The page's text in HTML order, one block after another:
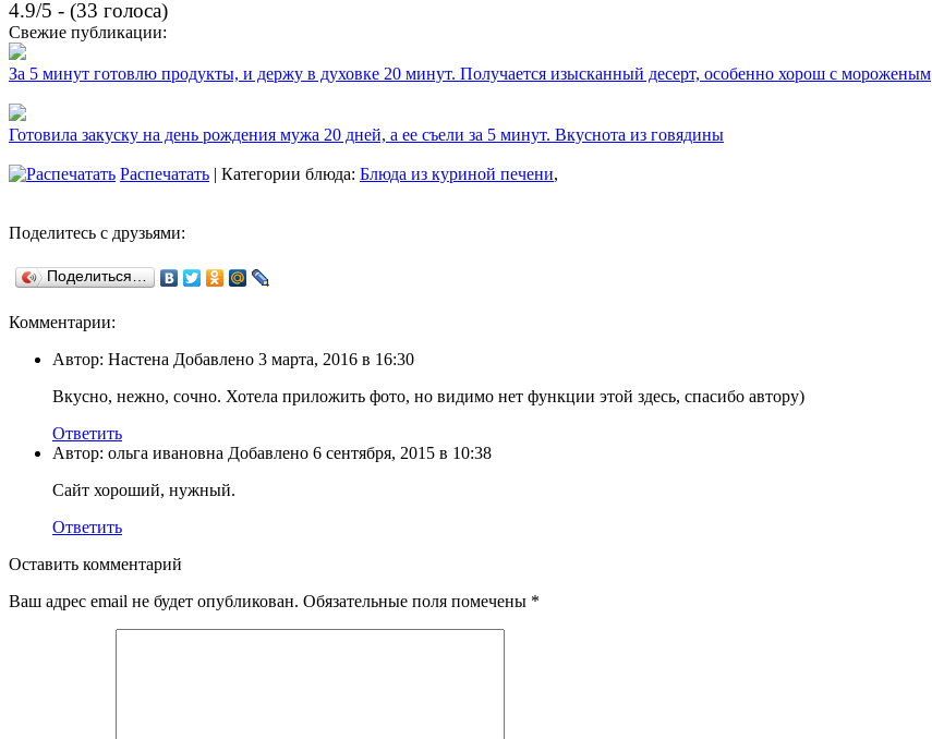
4.9/5 - (33 голоса)
Свежие публикации:
За 5 минут готовлю продукты, и держу в духовке 20 минут. Получается изысканный десерт, особенно хорош с мороженым
Готовила закуску на день рождения мужа 20 дней, а ее съели за 5 минут. Вкуснота из говядины
Распечатать | Категории блюда: Блюда из куриной печени,
Поделитесь с друзьями:
Поделиться…
Комментарии:
Автор: Настена Добавлено 3 марта, 2016 в 16:30
Вкусно, нежно, сочно. Хотела приложить фото, но видимо нет функции этой здесь, спасибо автору)
Ответить
Автор: ольга ивановна Добавлено 6 сентября, 2015 в 10:38
Сайт хороший, нужный.
Ответить
Оставить комментарий
Ваш адрес email не будет опубликован. Обязательные поля помечены *